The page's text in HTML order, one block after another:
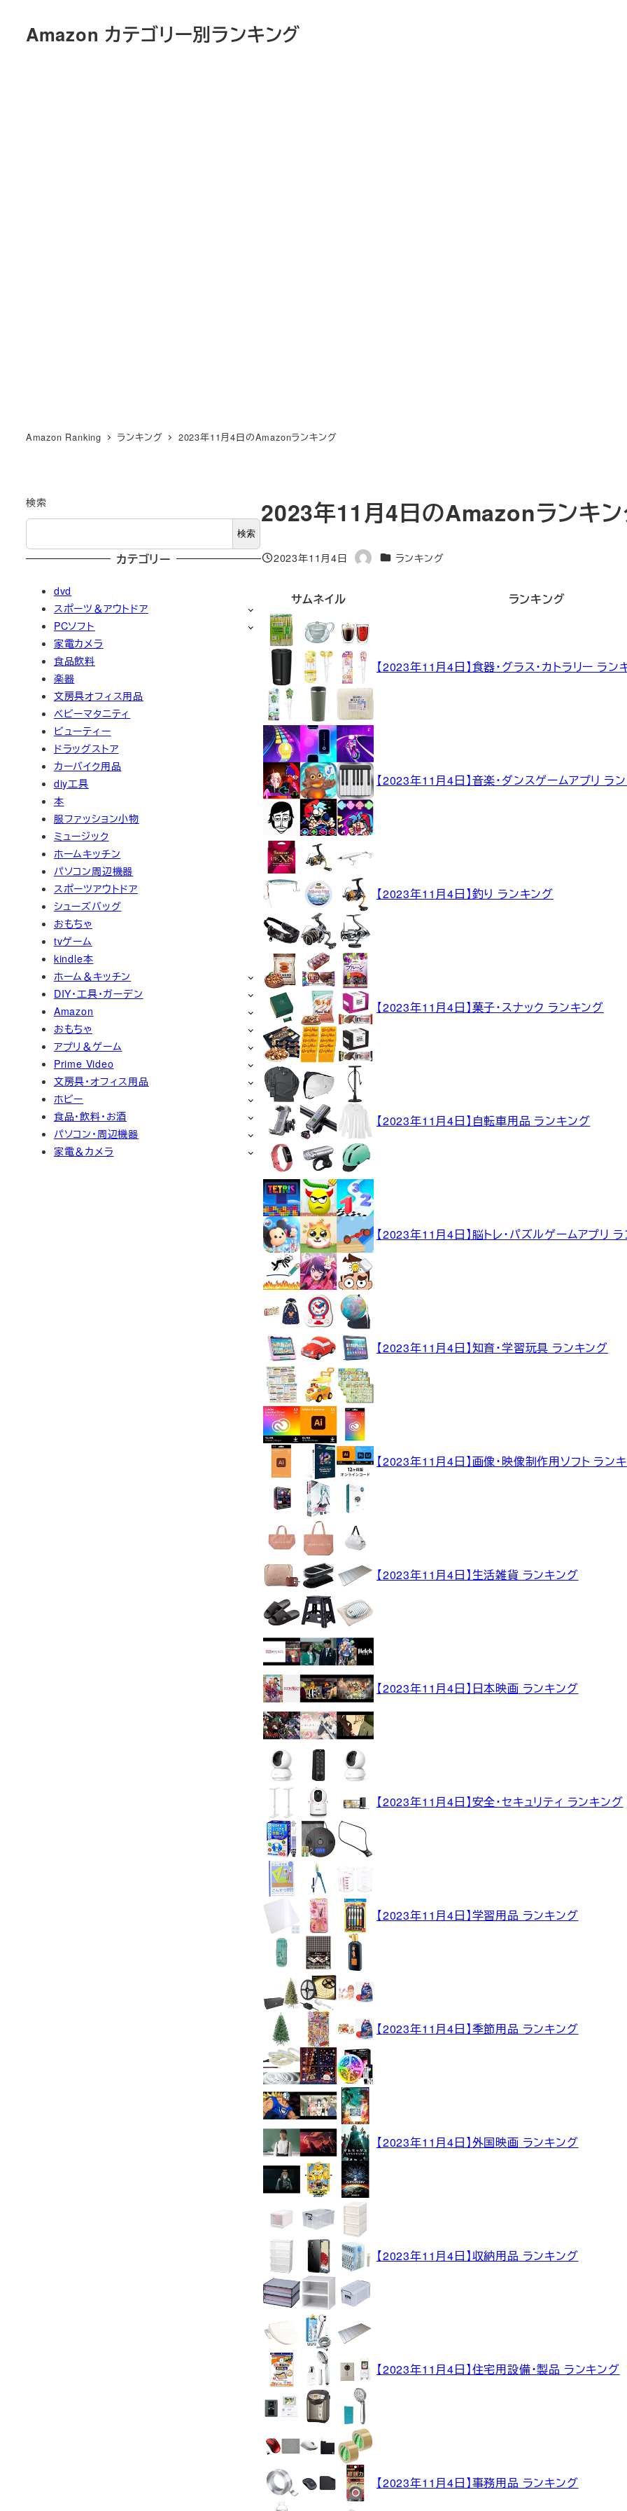
Amazon カテゴリー別ランキング
Amazon Ranking ランキング 2023年11月4日のAmazonランキング
2023年11月4日のAmazonランキ
投稿日
2023年11月4日
著
カテゴリー
ランキング
サムネイル ランキング
【2023年11月4日】食器・グラス・カトラリー ラン
【2023年11月4日】音楽・ダンスゲームアプリ ラ
【2023年11月4日】釣り ランキング
【2023年11月4日】菓子・スナック ランキング
【2023年11月4日】自転車用品 ランキング
【2023年11月4日】脳トレ・パズルゲームアプリ
【2023年11月4日】知育・学習玩具 ランキング
【2023年11月4日】画像・映像制作用ソフト ラン
【2023年11月4日】生活雑貨 ランキング
【2023年11月4日】日本映画 ランキング
【2023年11月4日】安全・セキュリティ ランキング
【2023年11月4日】学習用品 ランキング
【2023年11月4日】季節用品 ランキング
【2023年11月4日】外国映画 ランキング
【2023年11月4日】収納用品 ランキング
【2023年11月4日】住宅用設備・製品 ランキング
【2023年11月4日】事務用品 ランキング
検索
検索
カテゴリー
dvd
スポーツ＆アウトドア
PCソフト
家電カメラ
食品飲料
楽器
文房具オフィス用品
ベビーマタニティ
ビューティー
ドラッグストア
カーバイク用品
diy工具
本
服ファッション小物
ミュージック
ホームキッチン
パソコン周辺機器
スポーツアウトドア
シューズバッグ
おもちゃ
tvゲーム
kindle本
ホーム＆キッチン
DIY・工具・ガーデン
Amazon
おもちゃ
アプリ＆ゲーム
Prime Video
文房具・オフィス用品
ホビー
食品・飲料・お酒
パソコン・周辺機器
家電＆カメラ